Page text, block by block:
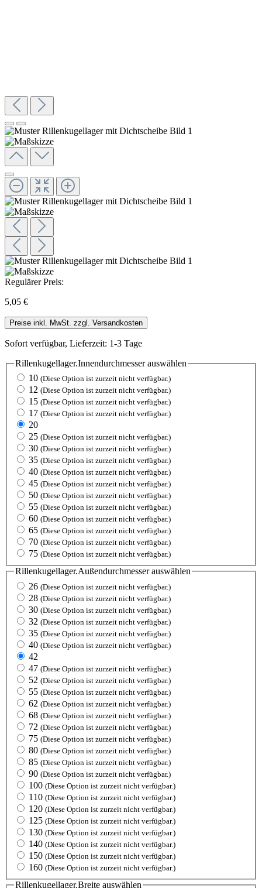
Regulärer Preis:
5,05 €
Preise inkl. MwSt. zzgl. Versandkosten
Sofort verfügbar, Lieferzeit: 1-3 Tage
Rillenkugellager.Innendurchmesserauswählen
10 (Diese Option ist zurzeit nicht verfügbar.)
12 (Diese Option ist zurzeit nicht verfügbar.)
15 (Diese Option ist zurzeit nicht verfügbar.)
17 (Diese Option ist zurzeit nicht verfügbar.)
20
25 (Diese Option ist zurzeit nicht verfügbar.)
30 (Diese Option ist zurzeit nicht verfügbar.)
35 (Diese Option ist zurzeit nicht verfügbar.)
40 (Diese Option ist zurzeit nicht verfügbar.)
45 (Diese Option ist zurzeit nicht verfügbar.)
50 (Diese Option ist zurzeit nicht verfügbar.)
55 (Diese Option ist zurzeit nicht verfügbar.)
60 (Diese Option ist zurzeit nicht verfügbar.)
65 (Diese Option ist zurzeit nicht verfügbar.)
70 (Diese Option ist zurzeit nicht verfügbar.)
75 (Diese Option ist zurzeit nicht verfügbar.)
Rillenkugellager.Außendurchmesserauswählen
26 (Diese Option ist zurzeit nicht verfügbar.)
28 (Diese Option ist zurzeit nicht verfügbar.)
30 (Diese Option ist zurzeit nicht verfügbar.)
32 (Diese Option ist zurzeit nicht verfügbar.)
35 (Diese Option ist zurzeit nicht verfügbar.)
40 (Diese Option ist zurzeit nicht verfügbar.)
42
47 (Diese Option ist zurzeit nicht verfügbar.)
52 (Diese Option ist zurzeit nicht verfügbar.)
55 (Diese Option ist zurzeit nicht verfügbar.)
62 (Diese Option ist zurzeit nicht verfügbar.)
68 (Diese Option ist zurzeit nicht verfügbar.)
72 (Diese Option ist zurzeit nicht verfügbar.)
75 (Diese Option ist zurzeit nicht verfügbar.)
80 (Diese Option ist zurzeit nicht verfügbar.)
85 (Diese Option ist zurzeit nicht verfügbar.)
90 (Diese Option ist zurzeit nicht verfügbar.)
100 (Diese Option ist zurzeit nicht verfügbar.)
110 (Diese Option ist zurzeit nicht verfügbar.)
120 (Diese Option ist zurzeit nicht verfügbar.)
125 (Diese Option ist zurzeit nicht verfügbar.)
130 (Diese Option ist zurzeit nicht verfügbar.)
140 (Diese Option ist zurzeit nicht verfügbar.)
150 (Diese Option ist zurzeit nicht verfügbar.)
160 (Diese Option ist zurzeit nicht verfügbar.)
Rillenkugellager.Breite auswählen